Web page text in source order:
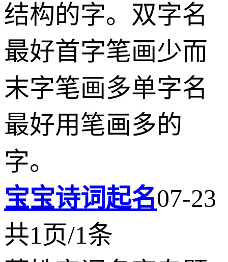
结构的字。双字名
最好首字笔画少而
末字笔画多单字名
最好用笔画多的
字。
宝宝诗词起名07-23
共1页/1条